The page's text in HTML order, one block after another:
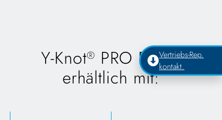
Y-Knot® PRO RC ist
erhältlich mit:
Vertriebs-Rep.
kontakt.